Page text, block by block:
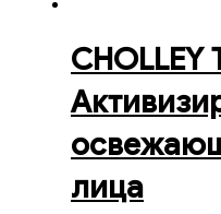
CHOLLEY
лица